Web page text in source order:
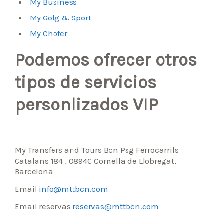
My Business
My Golg & Sport
My Chofer
Podemos ofrecer otros
tipos de servicios
personlizados VIP
My Transfers and Tours Bcn Psg Ferrocarrils
Catalans 184 , 08940 Cornella de Llobregat,
Barcelona
Email info@mttbcn.com
Email reservas reservas@mttbcn.com